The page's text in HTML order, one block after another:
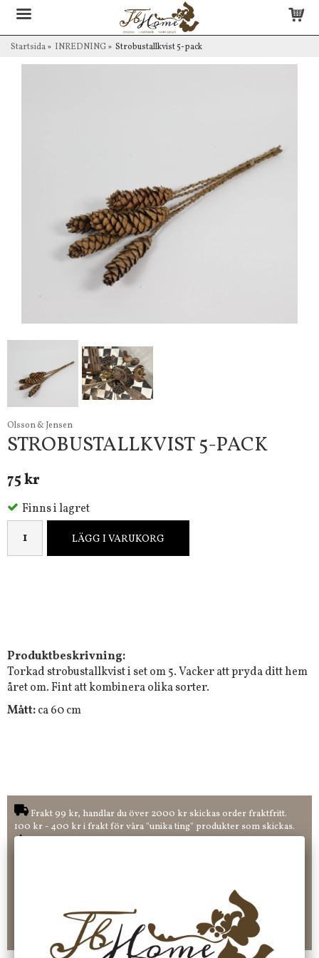
Startsida» INREDNING» Strobustallkvist 5-pack
Olsson & Jensen
STROBUSTALLKVIST 5-PACK
75 kr
Finns i lagret
LÄGG I VARUKORG
Produktbeskrivning:
Torkad strobustallkvist i set om 5. Vacker att pryda ditt hem
året om. Fint att kombinera olika sorter.
Mått:ca 60 cm
Frakt 99 kr, handlar du över 2000 kr skickas order fraktfritt.
100 kr - 400 kr i frakt för våra "unika ting" produkter som skickas.
CHECKOUT. Välj själv hur du vill betala mellan alla Klarnas
betalningstjänster. Och du kan även välja PAYSON betalningstjänst.
Nöjda kunder och strävar efter att ha snabba leveranser!
-ligt Tack för att just Du tittar in hos Jb Home!